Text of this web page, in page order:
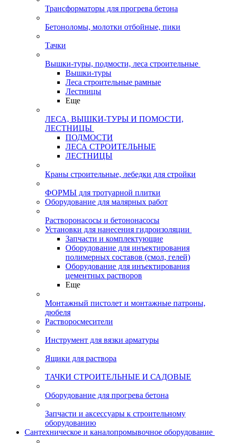
Трансформаторы для прогрева бетона
Бетоноломы, молотки отбойные, пики
Тачки
Вышки-туры, подмости, леса строительные
Вышки-туры
Леса строительные рамные
Лестницы
Еще
ЛЕСА, ВЫШКИ-ТУРЫ И ПОМОСТИ,
ЛЕСТНИЦЫ
ПОДМОСТИ
ЛЕСА СТРОИТЕЛЬНЫЕ
ЛЕСТНИЦЫ
Краны строительные, лебедки для стройки
ФОРМЫ для тротуарной плитки
Оборудование для малярных работ
Растворонасосы и бетононасосы
Установки для нанесения гидроизоляции
Запчасти и комплектующие
Оборудование для инъектирования
полимерных составов (смол, гелей)
Оборудование для инъектирования
цементных растворов
Еще
Монтажный пистолет и монтажные патроны,
дюбеля
Растворосмесители
Инструмент для вязки арматуры
Ящики для раствора
ТАЧКИ СТРОИТЕЛЬНЫЕ И САДОВЫЕ
Оборудование для прогрева бетона
Запчасти и аксессуары к строительному
оборудованию
Сантехническое и каналопромывочное оборудование